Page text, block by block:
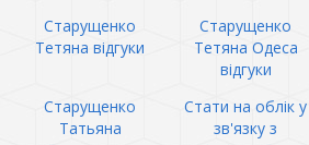
Старущенко
Тетяна відгуки
Старущенко
Тетяна Одеса
відгуки
Старущенко
Татьяна
Стати на облік у
зв'язку з